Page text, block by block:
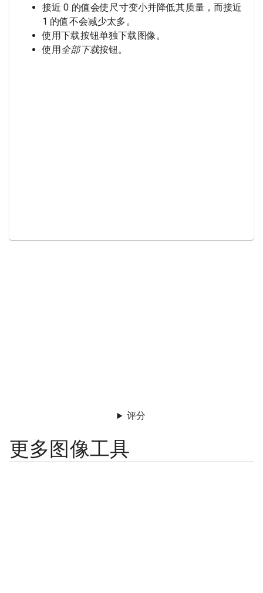
接近 0 的值会使尺寸变小并降低其质量，而接近
1 的值不会减少太多。
使用下载按钮单独下载图像。
使用 全部下载按钮。
评分
更多图像工具